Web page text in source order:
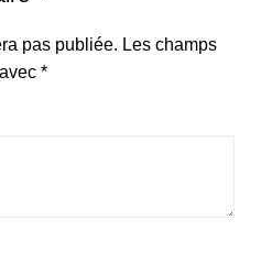
pas publiée. Les champs
*